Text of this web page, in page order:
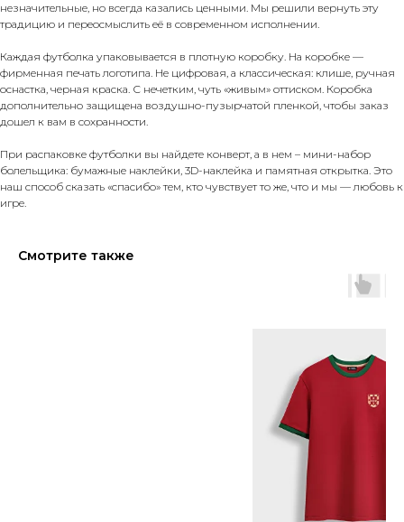
незначительные, но всегда казались ценными. Мы решили вернуть эту
традицию и переосмыслить её в современном исполнении.
Каждая футболка упаковывается в плотную коробку. На коробке —
фирменная печать логотипа. Не цифровая, а классическая: клише, ручная
оснастка, черная краска. С нечетким, чуть «живым» оттиском. Коробка
дополнительно защищена воздушно-пузырчатой пленкой, чтобы заказ
дошел к вам в сохранности.
При распаковке футболки вы найдете конверт, а в нем – мини-набор
болельщика: бумажные наклейки, 3D-наклейка и памятная открытка. Это
наш способ сказать «спасибо» тем, кто чувствует то же, что и мы — любовь к
игре.
Смотрите также